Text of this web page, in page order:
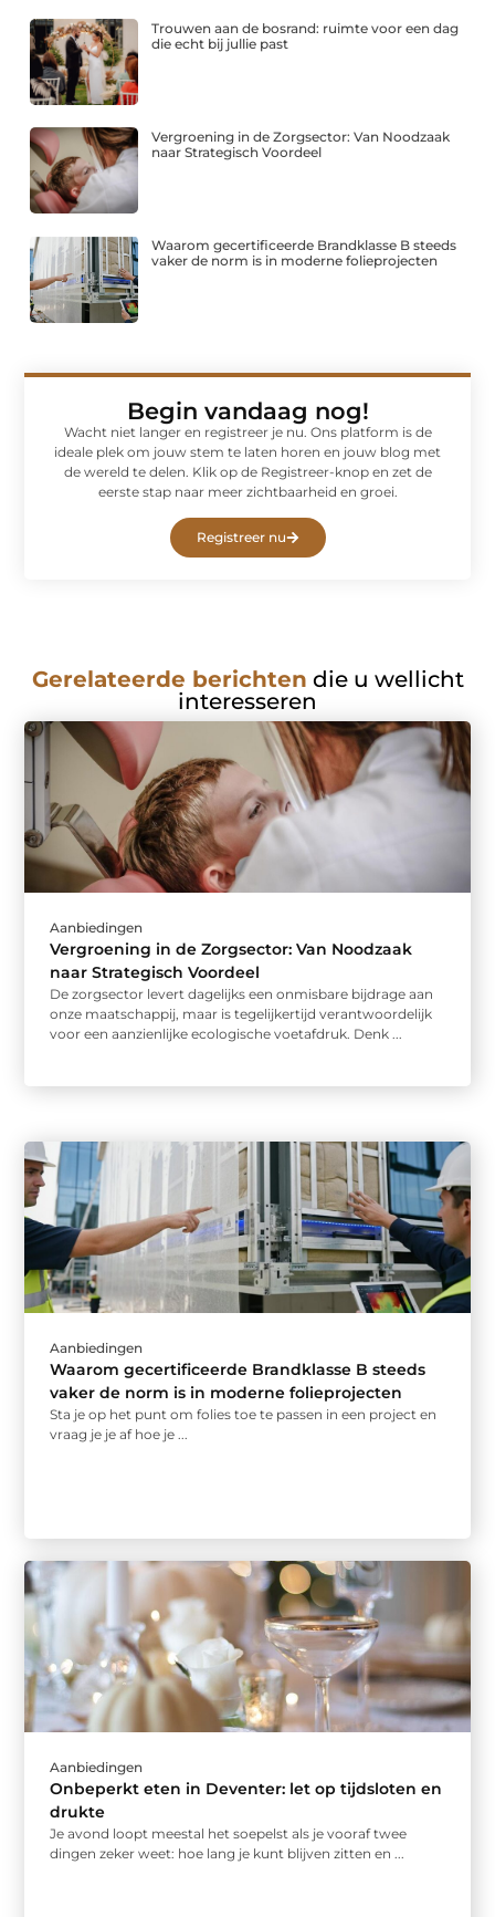
Trouwen aan de bosrand: ruimte voor een dag
die echt bij jullie past
Vergroening in de Zorgsector: Van Noodzaak
naar Strategisch Voordeel
Waarom gecertificeerde Brandklasse B steeds
vaker de norm is in moderne folieprojecten
Begin vandaag nog!
Wacht niet langer en registreer je nu. Ons platform is de
ideale plek om jouw stem te laten horen en jouw blog met
de wereld te delen. Klik op de Registreer-knop en zet de
eerste stap naar meer zichtbaarheid en groei.
Registreer nu
Gerelateerde berichten die u wellicht
interesseren
Aanbiedingen
Vergroening in de Zorgsector: Van Noodzaak
naar Strategisch Voordeel
De zorgsector levert dagelijks een onmisbare bijdrage aan
onze maatschappij, maar is tegelijkertijd verantwoordelijk
voor een aanzienlijke ecologische voetafdruk. Denk ...
Aanbiedingen
Waarom gecertificeerde Brandklasse B steeds
vaker de norm is in moderne folieprojecten
Sta je op het punt om folies toe te passen in een project en
vraag je je af hoe je ...
Aanbiedingen
Onbeperkt eten in Deventer: let op tijdsloten en
drukte
Je avond loopt meestal het soepelst als je vooraf twee
dingen zeker weet: hoe lang je kunt blijven zitten en ...